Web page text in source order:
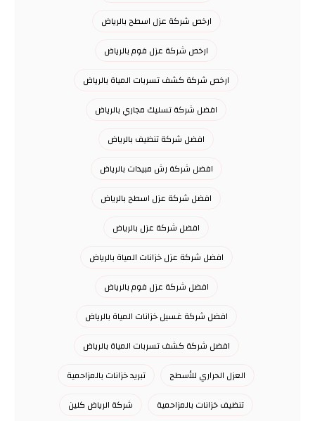
ارخص شركة عزل اسطح بالرياض
ارخص شركة عزل فوم بالرياض
ارخص شركة كشف تسربات المياة بالرياض
افضل شركة تسليك مجاري بالرياض
افضل شركة تنظيف بالرياض
افضل شركة رش مبيدات بالرياض
افضل شركة عزل اسطح بالرياض
افضل شركة عزل بالرياض
افضل شركة عزل خزانات المياة بالرياض
افضل شركة عزل فوم بالرياض
افضل شركة غسيل خزانات المياة بالرياض
افضل شركة كشف تسربات المياة بالرياض
العزل الحراري للأسطح
تبريد خزانات بالمزاحمية
تنظيف خزانات بالمزاحمية
شركة الرياض كلين